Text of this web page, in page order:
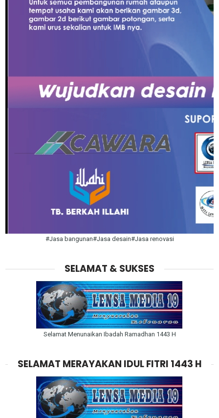
#Jasa bangunan#Jasa desain#Jasa renovasi
SELAMAT & SUKSES
Selamat Menunaikan Ibadah Ramadhan 1443 H
SELAMAT MERAYAKAN IDUL FITRI 1443 H